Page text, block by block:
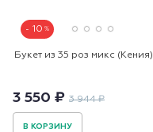
10
Букет из 35 роз микс (Кения)
3 550 ₽ 3 944 ₽
В КОРЗИНУ